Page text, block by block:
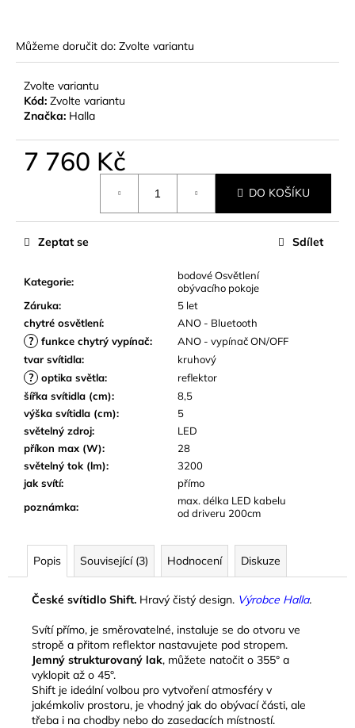
Můžeme doručit do: Zvolte variantu
Zvolte variantu
Kód: Zvolte variantu
Značka: Halla
7 760 Kč
DO KOŠÍKU
Kategorie:
bodové Osvětlení
obývacího pokoje
Záruka:
5 let
chytré osvětlení: ANO - Bluetooth
? funkce chytrý vypínač:
ANO - vypínač ON/OFF
tvar svítidla: kruhový
? optika světla:
reflektor
šířka svítidla (cm):
8,5
výška svítidla (cm):
5
světelný zdroj:
LED
příkon max (W):
28
světelný tok (lm):
3200
jak svítí:
přímo
poznámka:
max. délka LED kabelu
od driveru 200cm
Zeptat se Sdílet
Popis Související (3) Hodnocení Diskuze
České svítidlo Shift. Hravý čistý design. Výrobce Halla.
Svítí přímo, je směrovatelné, instaluje se do otvoru ve
stropě a přitom reflektor nastavujete pod stropem.
Jemný strukturovaný lak, můžete natočit o 355° a
vyklopit až o 45°.
Shift je ideální volbou pro vytvoření atmosféry v
jakémkoliv prostoru, je vhodný jak do obývací části, ale
třeba i na chodby nebo do zasedacích místností.
j
e
e